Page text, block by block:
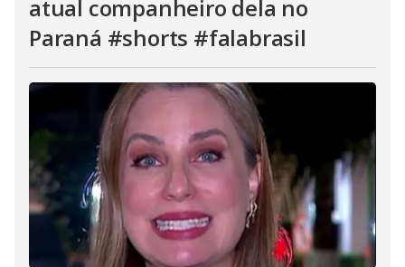
atual companheiro dela no
Paraná #shorts #falabrasil